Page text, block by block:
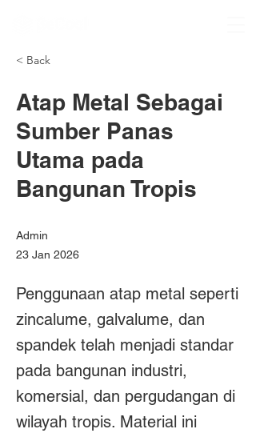
< Back
Atap Metal Sebagai
Sumber Panas
Utama pada
Bangunan Tropis
Admin
23 Jan 2026
Penggunaan atap metal seperti
zincalume, galvalume, dan
spandek telah menjadi standar
pada bangunan industri,
komersial, dan pergudangan di
wilayah tropis. Material ini